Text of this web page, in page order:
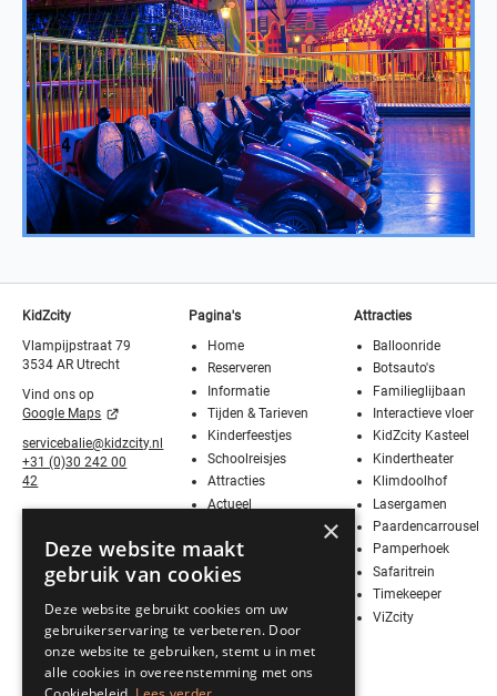
KidZcity
Vlampijpstraat 79
3534 AR Utrecht
Vind ons op
Google Maps
servicebalie@kidzcity.nl
+31 (0)30 242 00
42
Pagina's
Home
Reserveren
Informatie
Tijden & Tarieven
Kinderfeestjes
Schoolreisjes
Attracties
Actueel
Contact
Vier Sinterklaas!
KidZcity
Stage bij
KidZcity
BSO
Attracties
Balloonride
Botsauto's
Familieglijbaan
Interactieve vloer
KidZcity Kasteel
Kindertheater
Klimdoolhof
Lasergamen
Paardencarrousel
Pamperhoek
Safaritrein
Timekeeper
ViZcity
×
Deze website maakt
gebruik van cookies
Deze website gebruikt cookies om uw
gebruikerservaring te verbeteren. Door
onze website te gebruiken, stemt u in met
alle cookies in overeenstemming met ons